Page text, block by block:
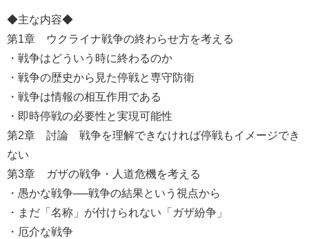
◆主な内容◆
第1章 ウクライナ戦争の終わらせ方を考える
・戦争はどういう時に終わるのか
・戦争の歴史から見た停戦と専守防衛
・戦争は情報の相互作用である
・即時停戦の必要性と実現可能性
第2章 討論 戦争を理解できなければ停戦もイメージでき
ない
第3章 ガザの戦争・人道危機を考える
・愚かな戦争──戦争の結果という視点から
・まだ「名称」が付けられない「ガザ紛争」
・厄介な戦争